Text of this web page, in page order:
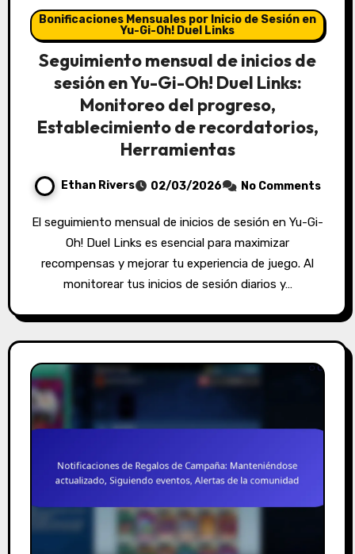
Bonificaciones Mensuales por Inicio de Sesión en
Yu-Gi-Oh! Duel Links
Seguimiento mensual de inicios de
sesión en Yu-Gi-Oh! Duel Links:
Monitoreo del progreso,
Establecimiento de recordatorios,
Herramientas
Ethan Rivers 02/03/2026 No Comments
El seguimiento mensual de inicios de sesión en Yu-Gi-
Oh! Duel Links es esencial para maximizar
recompensas y mejorar tu experiencia de juego. Al
monitorear tus inicios de sesión diarios y…